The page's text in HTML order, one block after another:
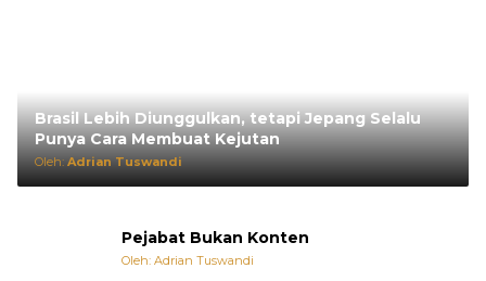
Brasil Lebih Diunggulkan, tetapi Jepang Selalu
Punya Cara Membuat Kejutan
Oleh: Adrian Tuswandi
Pejabat Bukan Konten
Oleh: Adrian Tuswandi